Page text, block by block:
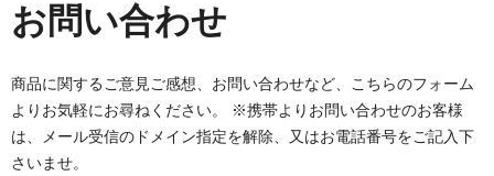
お問い合わせ
商品に関するご意見ご感想、お問い合わせなど、こちらのフォーム
よりお気軽にお尋ねください。 ※携帯よりお問い合わせのお客様
は、メール受信のドメイン指定を解除、又はお電話番号をご記入下
さいませ。